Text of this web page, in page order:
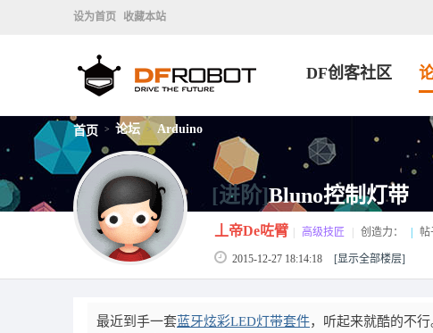
设为首页 收藏本站
DF创客社区
首页 > 论坛 > Arduino
[进阶]Bluno控制灯带
丄帝De咗臂 高级技匠 创造力： 帖
2015-12-27 18:14:18 [显示全部楼层]
最近到手一套蓝牙炫彩LED灯带套件，听起来就酷的不行